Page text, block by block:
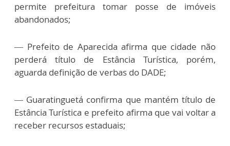
permite prefeitura tomar posse de imóveis
abandonados;
— Prefeito de Aparecida afirma que cidade não
perderá título de Estância Turística, porém,
aguarda definição de verbas do DADE;
— Guaratinguetá confirma que mantém título de
Estância Turística e prefeito afirma que vai voltar a
receber recursos estaduais;